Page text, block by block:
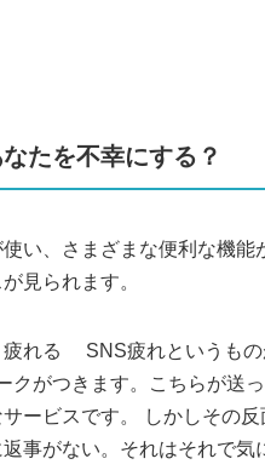
たを不幸にする？
い、さまざまな便利な機
見られます。
疲れる SNS疲れというもの
クがつきます。こちらが送
ービスです。 しかしその
事がない。それはそれで